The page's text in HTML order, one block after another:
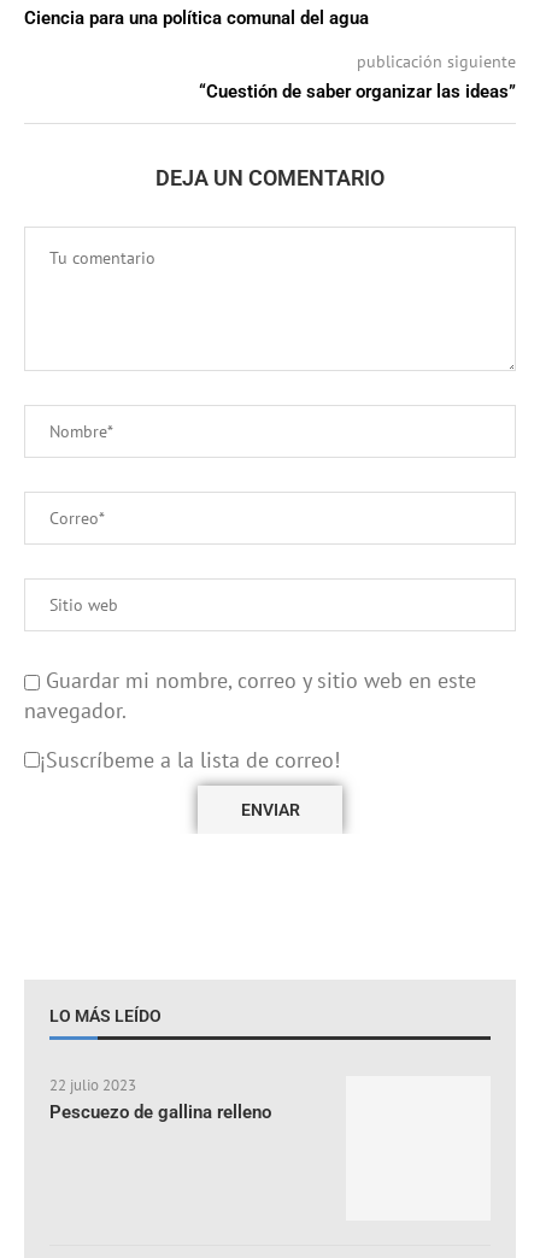
Ciencia para una política comunal del agua
publicación siguiente
“Cuestión de saber organizar las ideas”
DEJA UN COMENTARIO
Guardar mi nombre, correo y sitio web en este
navegador.
¡Suscríbeme a la lista de correo!
LO MÁS LEÍDO
22 julio 2023
Pescuezo de gallina relleno